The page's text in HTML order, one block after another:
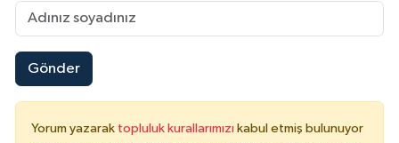
Gönder
Yorum yazarak topluluk kurallarımızı kabul etmiş bulunuyor